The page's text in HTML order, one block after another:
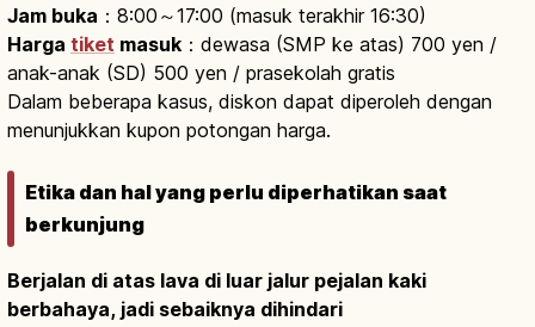
Jam buka ：8:00～17:00 (masuk terakhir 16:30)
Harga tiket masuk ：dewasa (SMP ke atas) 700 yen /
anak-anak (SD) 500 yen / prasekolah gratis
Dalam beberapa kasus, diskon dapat diperoleh dengan
menunjukkan kupon potongan harga.
Etika dan hal yang perlu diperhatikan saat
berkunjung
Berjalan di atas lava di luar jalur pejalan kaki
berbahaya, jadi sebaiknya dihindari